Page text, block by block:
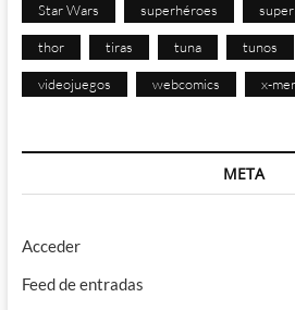
Star Wars superhéroes
thor tiras tuna tunos
videojuegos webcomics x-
META
Acceder
Feed de entradas